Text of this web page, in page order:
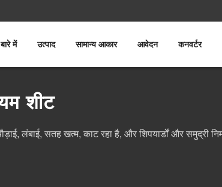
में उत्पाद सामान्य आकार आवेदन कनवर्टर
शीट
लंबाई, सतह खत्म, काट रहा है, और शिपयार्डों और समुद्री